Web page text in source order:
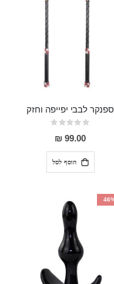
ספנקר לבבי יפייפה וחזק
Rating:
0%
99.00 ₪
הוסף לסל